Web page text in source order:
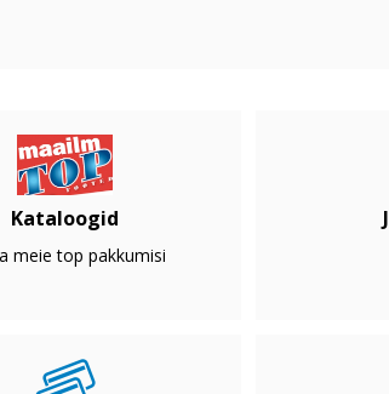
Kataloogid
meie top pakkumisi